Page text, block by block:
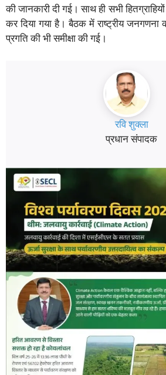
की जानकारी दी गई। साथ ही सभी
कर दिया गया है। बैठक में राष्ट्रीय जनगणना
प्रगति की भी समीक्षा की गई।
रवि शुक्ला
प्रधान संपादक